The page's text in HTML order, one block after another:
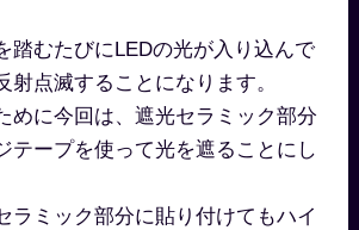
踏むたびにLEDの光が入り込んで
射点滅することになります。
めに今回は、遮光セラミック部分
テープを使って光を遮ることにし
ラミック部分に貼り付けてもハイ